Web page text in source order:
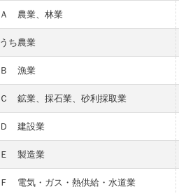
Ａ 農業、林業
うち農業
Ｂ 漁業
Ｃ 鉱業、採石業、砂利採取業
Ｄ 建設業
Ｅ 製造業
Ｆ 電気・ガス・熱供給・水道業